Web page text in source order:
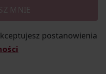
MNIE
postanowienia